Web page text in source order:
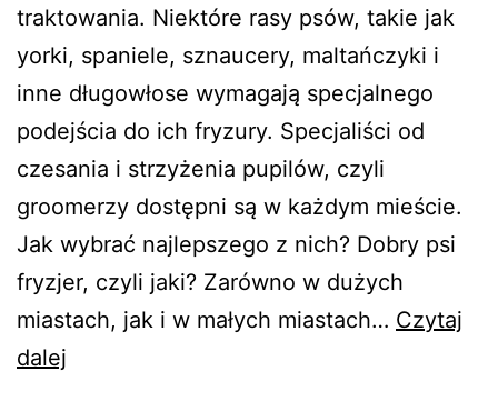
traktowania. Niektóre rasy psów, takie jak
yorki, spaniele, sznaucery, maltańczyki i
inne długowłose wymagają specjalnego
podejścia do ich fryzury. Specjaliści od
czesania i strzyżenia pupilów, czyli
groomerzy dostępni są w każdym mieście.
Jak wybrać najlepszego z nich? Dobry psi
fryzjer, czyli jaki? Zarówno w dużych
miastach, jak i w małych miastach… Czytaj
dalej